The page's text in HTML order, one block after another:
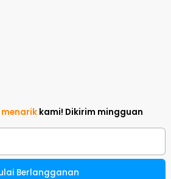
kami! Dikirim mingguan
Berlangganan